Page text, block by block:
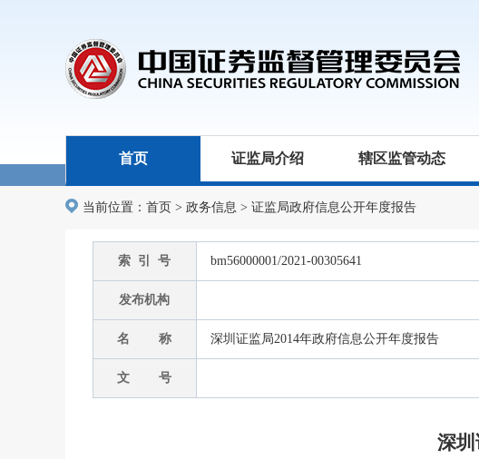
首页 证监局介绍 辖区监管动态
当前位置： 首页 > 政务信息 > 证监局政府信息公开年度报告
索 引 号 bm56000001/2021-00305641
发布机构
名 称 深圳证监局2014年政府信息公开年度报告
文 号
深